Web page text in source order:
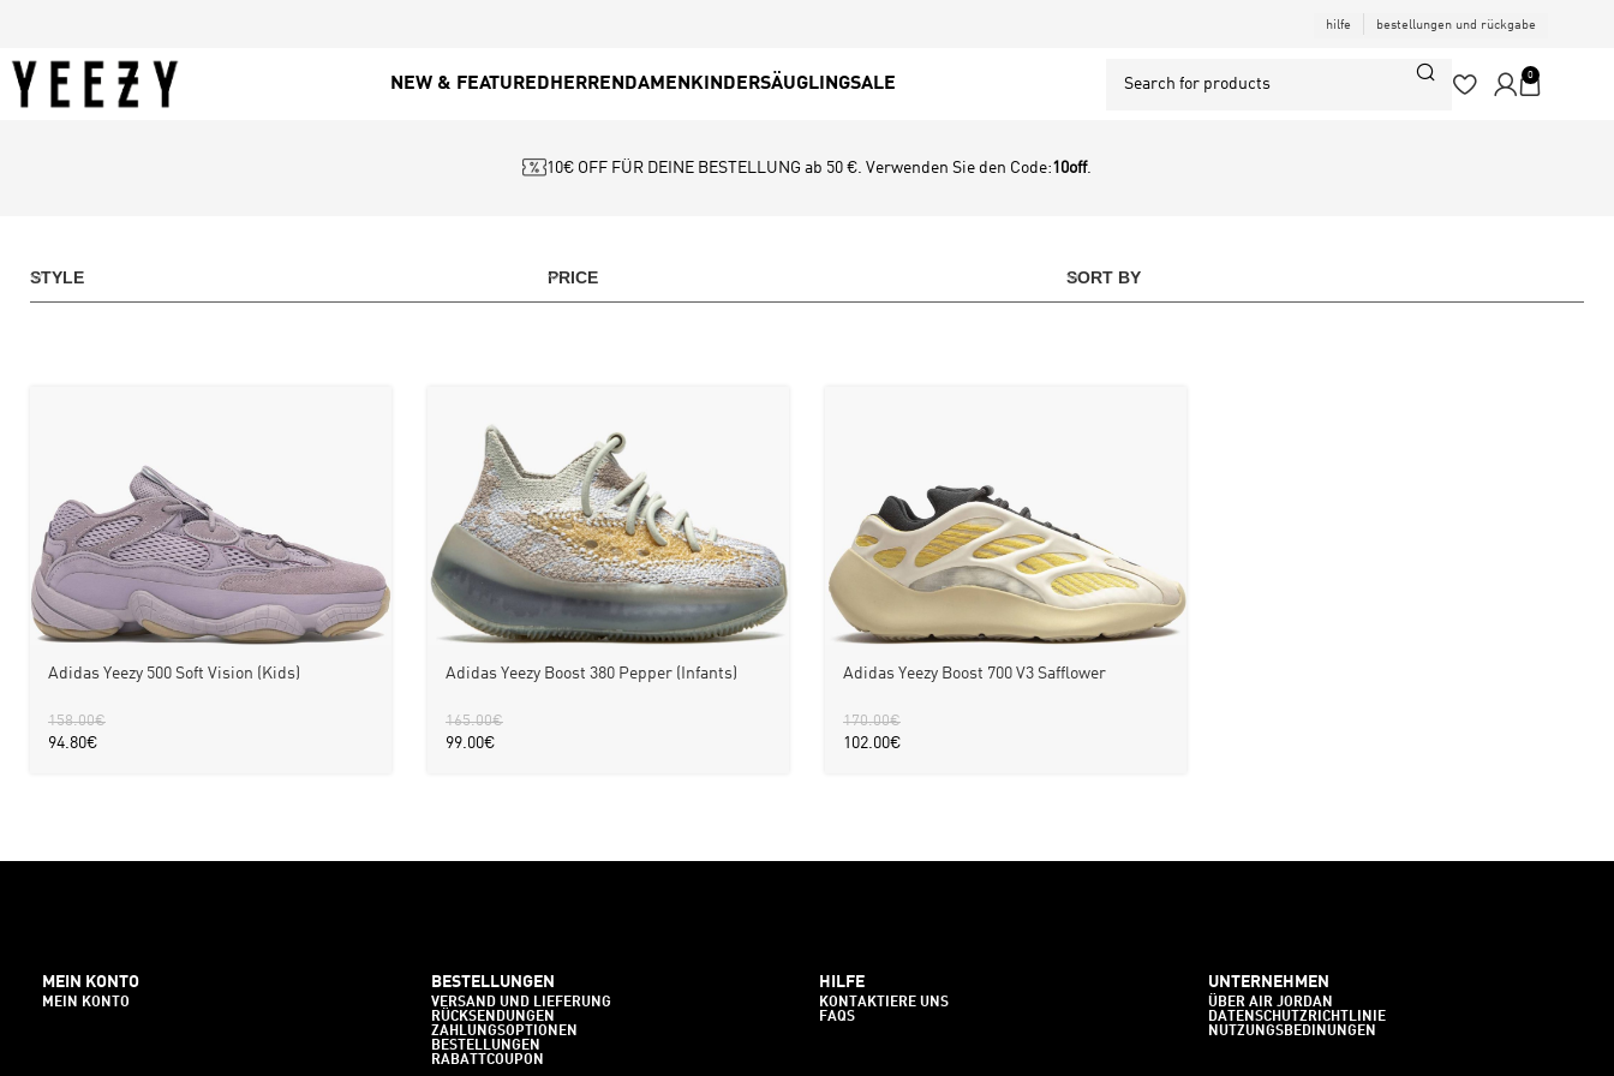
hilfe bestellungen und rückgabe
NEW & FEATURED HERREN DAMEN KINDERSÄUGLINGSALE 0
10€ OFF FÜR DEINE BESTELLUNG ab 50 €. Verwenden Sie den Code:10off.
STYLE PRICE SORT BY
Adidas Yeezy 500 Soft Vision (Kids)
158.00€
94.80€
Adidas Yeezy Boost 380 Pepper (Infants)
165.00€
99.00€
Adidas Yeezy Boost 700 V3 Safflower
170.00€
102.00€
MEIN KONTO
MEIN KONTO
BESTELLUNGEN
VERSAND UND LIEFERUNG
RÜCKSENDUNGEN
ZAHLUNGSOPTIONEN
BESTELLUNGEN
RABATTCOUPON
HILFE
KONTAKTIERE UNS
FAQS
UNTERNEHMEN
ÜBER AIR JORDAN
DATENSCHUTZRICHTLINIE
NUTZUNGSBEDINUNGEN